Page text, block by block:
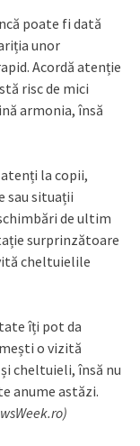
poate fi dată
unor
Acordă atenție
risc de mici
armonia, însă
atenți la copii,
sau situații
de ultim
surprinzătoare
cheltuielile
îți pot da
o vizită
cheltuieli, însă nu
anume astăzi.